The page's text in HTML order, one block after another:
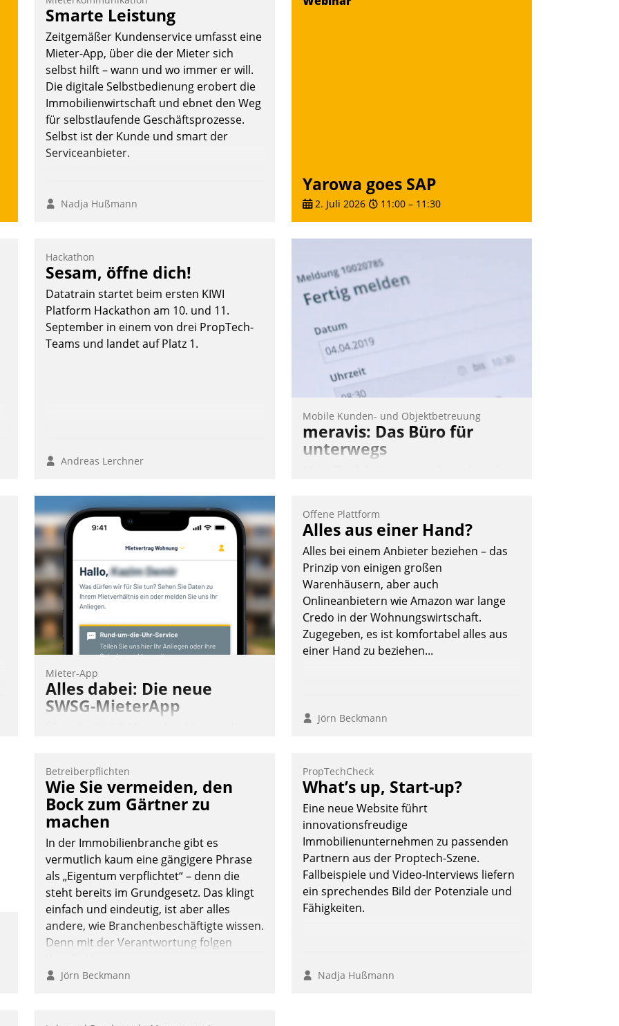
Teilnehmer kurzweilige Einblicke in
innovative Cloud-Strategien und -
Lösungen mit hohem Zukunftspotenzial.
Andreas Lerchner
Smarte Leistung
Zeitgemäßer Kundenservice umfasst eine
Mieter-App, über die der Mieter sich
selbst hilft – wann und wo immer er will.
Die digitale Selbstbedienung erobert die
Immobilienwirtschaft und ebnet den Weg
für selbstlaufende Geschäftsprozesse.
Selbst ist der Kunde und smart der
Serviceanbieter.
Nadja Hußmann
Yarowa goes SAP
2. Juli 2026 11:00 – 11:30
Hackathon
Sesam, öffne dich!
Datatrain startet beim ersten KIWI
Platform Hackathon am 10. und 11.
September in einem von drei PropTech-
Teams und landet auf Platz 1.
Andreas Lerchner
Mobile Kunden- und Objektbetreuung
meravis: Das Büro für
unterwegs
Mitarbeiter von Datatrain. Die meravis
Wohnungsbau- und Immobilien GmbH
hat sich dabei für den Betrieb der Lösung
über die SAP Cloud Platform entschieden
- als erstes Unternehmen am
Wohnungsmarkt.
Andreas Lerchner
Mieter-App
Alles dabei: Die neue
SWSG-MieterApp
auf dem Laufenden bleiben, Daten
einsehen und ändern oder
Schadensmeldungen abgeben – rund um
die Uhr.
Andreas Lerchner
Offene Plattform
Alles aus einer Hand?
Alles bei einem Anbieter beziehen – das
Prinzip von einigen großen
Warenhäusern, aber auch
Onlineanbietern wie Amazon war lange
Credo in der Wohnungswirtschaft.
Zugegeben, es ist komfortabel alles aus
einer Hand zu beziehen...
Jörn Beckmann
Betreiberpflichten
Wie Sie vermeiden, den
Bock zum Gärtner zu
machen
In der Immobilienbranche gibt es
vermutlich kaum eine gängigere Phrase
als „Eigentum verpflichtet“ – denn die
steht bereits im Grundgesetz. Das klingt
einfach und eindeutig, ist aber alles
andere, wie Branchenbeschäftigte wissen.
Denn mit der Verantwortung folgen
Jörn Beckmann
PropTechCheck
What’s up, Start-up?
Eine neue Website führt
innovationsfreudige
Immobilienunternehmen zu passenden
Partnern aus der Proptech-Szene.
Fallbeispiele und Video-Interviews liefern
ein sprechendes Bild der Potenziale und
Fähigkeiten.
Nadja Hußmann